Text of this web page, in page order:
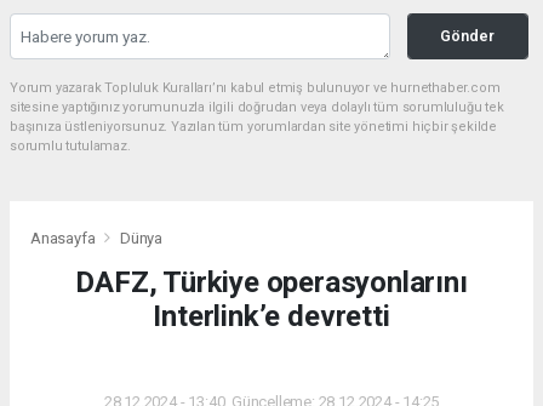
Gönder
Yorum yazarak Topluluk Kuralları’nı kabul etmiş bulunuyor ve hurnethaber.com
sitesine yaptığınız yorumunuzla ilgili doğrudan veya dolaylı tüm sorumluluğu tek
başınıza üstleniyorsunuz. Yazılan tüm yorumlardan site yönetimi hiçbir şekilde
sorumlu tutulamaz.
Anasayfa Dünya
DAFZ, Türkiye operasyonlarını
Interlink’e devretti
28.12.2024 - 13:40, Güncelleme: 28.12.2024 - 14:25